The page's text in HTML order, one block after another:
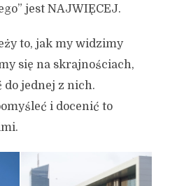
jest NAJWIĘCEJ.
to, jak my widzimy
się na skrajnościach,
do jednej z nich.
i docenić to